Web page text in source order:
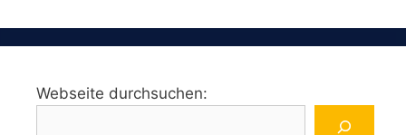
Webseite durchsuchen: